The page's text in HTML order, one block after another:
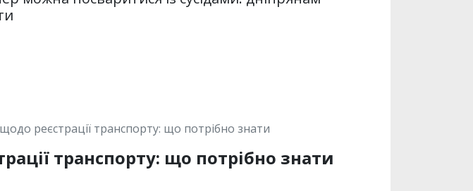
реєстрації транспорту: що потрібно знати
транспорту: що потрібно знати